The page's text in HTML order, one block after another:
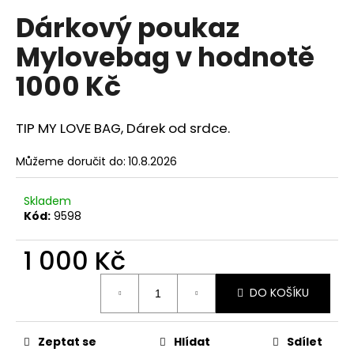
produktu
je
5,0
5
hvězdiček.
Dárkový poukaz
Mylovebag v hodnotě
1000 Kč
TIP MY LOVE BAG, Dárek od srdce.
Můžeme doručit do: 10.8.2026
Skladem
Kód: 9598
1 000 Kč
DO KOŠÍKU
Zeptat se Hlídat Sdílet
a
j
í
t
?
HLEDAT
D
r
u